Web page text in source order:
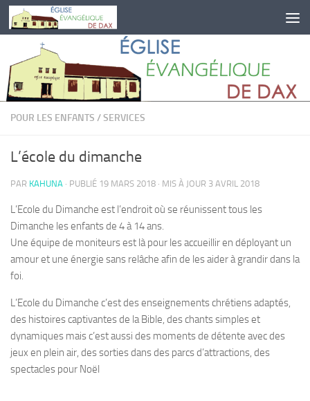
Skip to content
POUR LES ENFANTS /SERVICES
L’école du dimanche
PAR KAHUNA · PUBLIÉ 19 MARS 2018 · MIS À JOUR 3 AVRIL 2018
L’Ecole du Dimanche est l’endroit où se réunissent tous les
Dimanche les enfants de 4 à 14 ans.
Une équipe de moniteurs est là pour les accueillir en déployant un
amour et une énergie sans relâche afin de les aider à grandir dans la
foi.
L’Ecole du Dimanche c’est des enseignements chrétiens adaptés,
des histoires captivantes de la Bible, des chants simples et
dynamiques mais c’est aussi des moments de détente avec des
jeux en plein air, des sorties dans des parcs d’attractions, des
spectacles pour Noël